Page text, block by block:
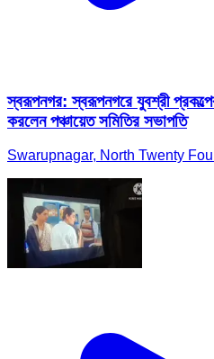
স্বরূপনগর: স্বরূপনগরে যুবশ্রী
করলেন পঞ্চায়েত সমিতির সভাপতি
Swarupnagar, North Twenty